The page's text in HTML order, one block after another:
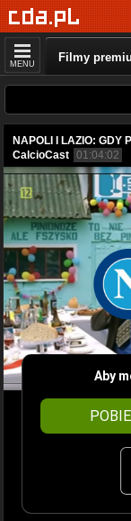
MENU Filmy
NAPOLI I LAZIO: GDY
CalcioCast 01:04:02
Aby